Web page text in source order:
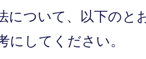
について、以下のと
にしてください。